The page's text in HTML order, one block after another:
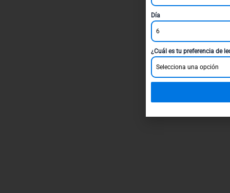
Día
6
¿Cuál es tu preferencia de
Selecciona una opción